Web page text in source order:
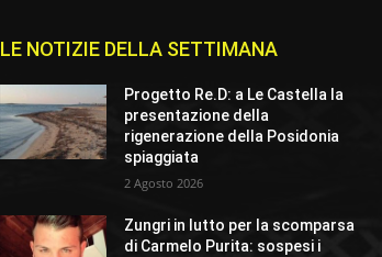
LE NOTIZIE DELLA SETTIMANA
Progetto Re.D: a Le Castella la
presentazione della
rigenerazione della Posidonia
spiaggiata
2 Agosto 2026
Zungri in lutto per la scomparsa
di Carmelo Purita: sospesi i